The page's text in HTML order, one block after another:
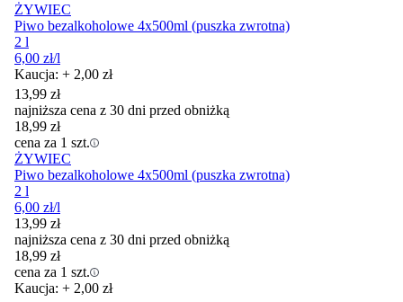
ŻYWIEC
Piwo bezalkoholowe 4x500ml (puszka zwrotna)
2 l
6,00 zł/l
Kaucja: + 2,00 zł
13,99 zł
najniższa cena z 30 dni przed obniżką
18,99 zł
cena za 1 szt.
ŻYWIEC
Piwo bezalkoholowe 4x500ml (puszka zwrotna)
2 l
6,00 zł/l
13,99 zł
najniższa cena z 30 dni przed obniżką
18,99 zł
cena za 1 szt.
Kaucja: + 2,00 zł